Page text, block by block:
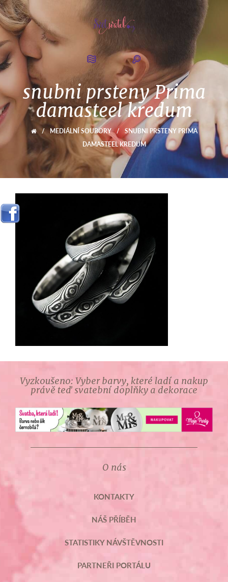
snubni prsteny Prima
damasteel kredum
/ MEDIÁLNÍ SOUBORY /
SNUBNI PRSTENY PRIMA
DAMASTEEL KREDUM
Vyzkoušeno: Vyber barvy, které ladí a nakup
právě teď svatební doplňky a dekorace
O nás
KONTAKTY
NÁŠ PŘÍBĚH
STATISTIKY NÁVŠTĚVNOSTI
PARTNEŘI PORTÁLU